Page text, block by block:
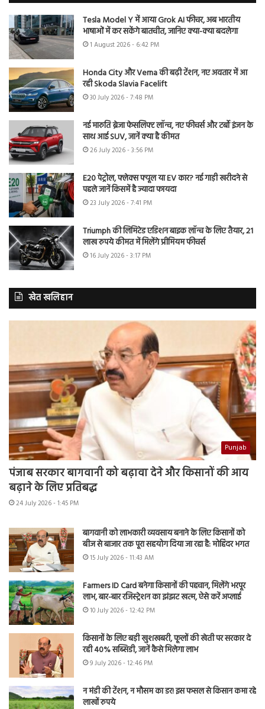
Tesla Model Y में आया Grok AI फीचर, अब भारतीय
भाषाओं में कर सकेंगे बातचीत, जानिए क्या-क्या बदलेगा
1 August 2026 - 6:42 PM
Honda City और Verna की बढ़ी टेंशन, नए अवतार में आ
रही Skoda Slavia Facelift
30 July 2026 - 7:48 PM
नई मारुति ब्रेजा फेसलिफ्ट लॉन्च, नए फीचर्स और टर्बो इंजन के
साथ आई SUV, जानें क्या है कीमत
26 July 2026 - 3:56 PM
E20 पेट्रोल, फ्लेक्स फ्यूल या EV कार? नई गाड़ी खरीदने से
पहले जानें किसमें है ज्यादा फायदा
23 July 2026 - 7:41 PM
Triumph की लिमिटेड एडिशन बाइक लॉन्च के लिए तैयार, 21
लाख रुपये कीमत में मिलेंगे प्रीमियम फीचर्स
16 July 2026 - 3:17 PM
खेत खलिहान
Punjab
पंजाब सरकार बागवानी को बढ़ावा देने और किसानों की आय
बढ़ाने के लिए प्रतिबद्ध
24 July 2026 - 1:45 PM
बागवानी को लाभकारी व्यवसाय बनाने के लिए किसानों को
बीज से बाजार तक पूरा सहयोग दिया जा रहा है: मोहिंदर भगत
15 July 2026 - 11:43 AM
Farmers ID Card बनेगा किसानों की पहचान, मिलेंगे भरपूर
लाभ, बार-बार रजिस्ट्रेशन का झंझट खत्म, ऐसे करें अप्लाई
10 July 2026 - 12:42 PM
किसानों के लिए बड़ी खुशखबरी, फूलों की खेती पर सरकार दे
रही 40% सब्सिडी, जानें कैसे मिलेगा लाभ
9 July 2026 - 12:46 PM
न मंडी की टेंशन, न मौसम का डर! इस फसल से किसान कमा रहे
लाखों रुपये